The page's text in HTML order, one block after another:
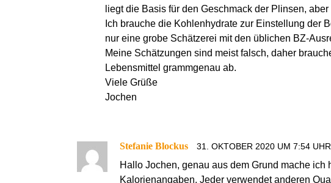
liegt die Basis für den Geschmack der Plinsen,
Ich brauche die Kohlenhydrate zur Einstellung der
nur eine grobe Schätzerei mit den üblichen BZ-
Meine Schätzungen sind meist falsch, daher
Lebensmittel grammgenau ab.
Viele Grüße
Jochen
Stefanie Blockus 31. OKTOBER 2020 UM 7:54 UHR
Hallo Jochen, genau aus dem Grund mache ich
Kalorienangaben. Jeder verwendet anderen